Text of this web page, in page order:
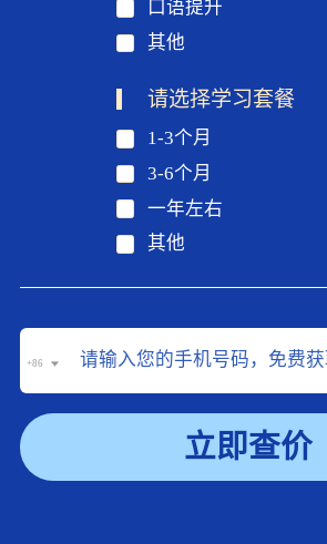
口语提升
其他
请选择学习套餐
1-3个月
3-6个月
一年左右
其他
+86
立即查价